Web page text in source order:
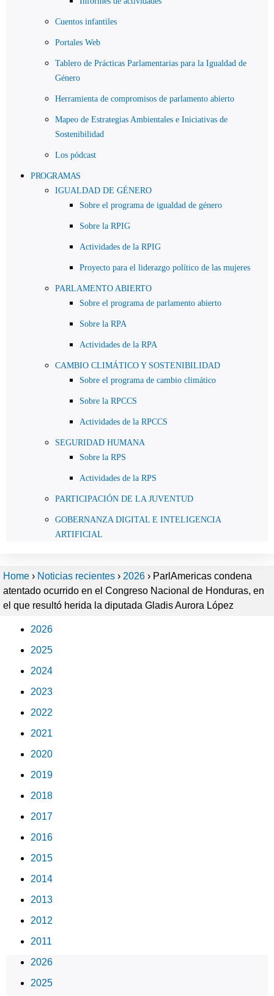
Cuentos infantiles
Portales Web
Tablero de Prácticas Parlamentarias para la Igualdad de
Género
Herramienta de compromisos de parlamento abierto
Mapeo de Estrategias Ambientales e Iniciativas de
Sostenibilidad
Los pódcast
PROGRAMAS
IGUALDAD DE GÉNERO
Sobre el programa de igualdad de género
Sobre la RPIG
Actividades de la RPIG
Proyecto para el liderazgo político de las mujeres
PARLAMENTO ABIERTO
Sobre el programa de parlamento abierto
Sobre la RPA
Actividades de la RPA
CAMBIO CLIMÁTICO Y SOSTENIBILIDAD
Sobre el programa de cambio climático
Sobre la RPCCS
Actividades de la RPCCS
SEGURIDAD HUMANA
Sobre la RPS
Actividades de la RPS
PARTICIPACIÓN DE LA JUVENTUD
GOBERNANZA DIGITAL E INTELIGENCIA
ARTIFICIAL
Home › Noticias recientes › 2026 › ParlAmericas condena
atentado ocurrido en el Congreso Nacional de Honduras, en
el que resultó herida la diputada Gladis Aurora López
2026
2025
2024
2023
2022
2021
2020
2019
2018
2017
2016
2015
2014
2013
2012
2011
2026
2025